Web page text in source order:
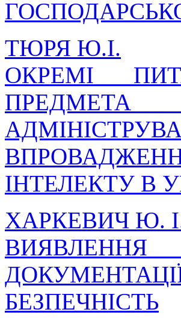
ТЮРЯ Ю.І.
ОКРЕМІ
ІНТЕЛЕКТУ В
ХАРКЕВИЧ Ю.
ВИЯВЛЕННЯ
БЕЗПЕЧНІСТЬ